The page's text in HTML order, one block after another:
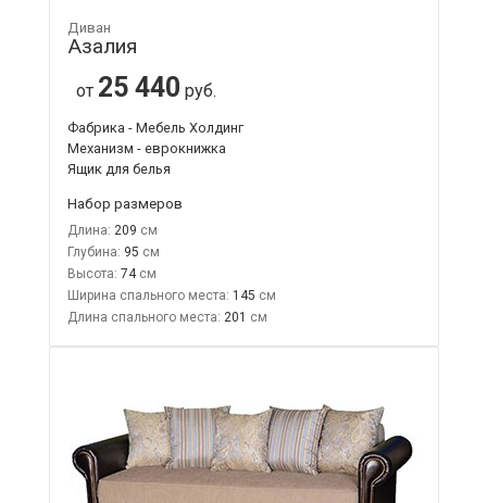
Диван
Азалия
от 25 440 руб.
Фабрика - Мебель Холдинг
Механизм - еврокнижка
Ящик для белья
Набор размеров
Длина: 209
Глубина: 95
Высота: 74
Ширина спального места: 145
Длина спального места: 201